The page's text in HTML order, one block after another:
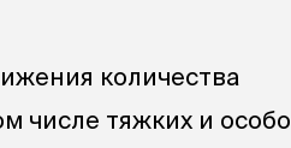
количества
числе тяжких и особо